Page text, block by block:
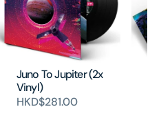
Juno To Jupiter (2x
Vinyl)
HKD$281.00